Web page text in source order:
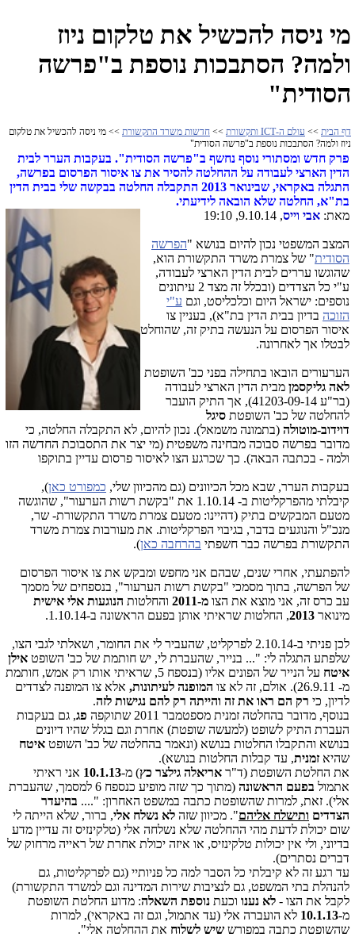
מי ניסה להכשיל את טלקום ניוז
ולמה? הסתבכות נוספת ב"פרשה
הסודית"
דף הבית >> עולם ה-ICT ותקשורת >> חדשות משרד התקשורת >> מי ניסה להכשיל את טלקום
ניוז ולמה? הסתבכות נוספת ב"פרשה הסודית"
פרק חדש ומסתורי נוסף נחשף ב"פרשה הסודית". בעקבות הערר לבית
הדין הארצי לעבודה על ההחלטה להסיר את צו איסור הפרסום בפרשה,
התגלה באקראי, שבינואר 2013 התקבלה החלטה בבקשה שלי בבית הדין
בת"א, החלטה שלא הובאה לידיעתי.
מאת: אבי וייס, 9.10.14, 19:10
המצב המשפטי נכון להיום בנושא "הפרשה
הסודית" של צמרת משרד התקשורת הוא,
שהוגשו עררים לבית הדין הארצי לעבודה,
ע"י כל הצדדים (ובכלל זה מצד 2 עיתונים
נוספים: ישראל היום וכלכליסט, וגם ע"י
הזוכה בדיון בבית הדין בת"א), בעניין צו
איסור הפרסום על הנעשה בתיק זה, שהוחלט
לבטלו אך לאחרונה.
הערעורים הובאו בתחילה בפני כב' השופטת
לאה גליקסמן מבית הדין הארצי לעבודה
(בר"ע 41203-09-14), אך התיק הועבר
להחלטה של כב' השופטת סיגל
דוידוב-מוטולה (בתמונה משמאל). נכון להיום, לא התקבלה החלטה, כי
מדובר בפרשה סבוכה מבחינה משפטית (מי יצר את התסבוכת החדשה הזו
ולמה - בכתבה הבאה). כך שכרגע הצו לאיסור פרסום עדיין בתוקפו
בעקבות הערר, שבא מכל הכיוונים (גם מהכיוון שלי, כמפורט כאן),
קיבלתי מהפרקליטות ב- 1.10.14 את "
בקשת רשות הערעור", שהוגשה
מטעם המבקשים בתיק (דהיינו: מטעם צמרת משרד התקשורת- שר,
מנכ"ל והנוגעים בדבר, בגיבוי הפרקליטות. את מעורבות צמרת משרד
התקשורת בפרשה כבר חשפתי בהרחבה כאן).
להפתעתי, אחרי שנים, שבהם אני מחפש ומבקש את צו איסור הפרסום
של הפרשה, בתוך מסמכי "בקשת רשות הערעור", בנספחים של מסמך
עב כרס זה, אני מוצא את הצו מ-2011 והחלטות הנוגעות אלי אישית
מינואר 2013, החלטות שראיתי אותן בפעם הראשונה ב-1.10.14.
לכן פניתי ב-2.10.14 לפרקליט, שהעביר לי את החומר, ושאלתי לגבי הצו,
שלפתע התגלה לי: "... בנייר, שהעברת לי, יש חותמת של כב' השופט אילן
איטח
על הנייר של הפונים אליו (בנספח 5, שראיתי אותו רק אמש, חותמת
מ- 26.9.11). אולם, זה לא צו
המופנה לעיתונות, אלא צו המופנה לצדדים
לדיון, כי רק הם ראו את זה והייתה רק להם נגישות לזה.
בנוסף, מדובר בהחלטה זמנית מספטמבר 2011 שתוקפה
פג, גם בעקבות
העברת התיק לשופט (למעשה שופטת) אחרת וגם בגלל שהיו דיונים
בנושא והתקבלו החלטות בנושא (ונאמר בהחלטה של כב' השופט איטח
שהיא זמנית, עד קבלות החלטות בנושא).
את החלטת השופטת (ד"ר אריאלה גילצר כץ) מ-10.1.13 אני ראיתי
אתמול בפעם הראשונה
(מתוך כך שזה מופיע כנספח 6 למסמך, שהעברת
אלי). זאת, למרות שהשופטת כתבה במשפט האחרון: ".... בהיעדר
הצדדים ותישלח אליהם". מכיוון שזה לא נשלח אלי, ברור, שלא הייתה לי
שום יכולת לדעת מהי ההחלטה שלא נשלחה אלי (טלקינזיס זה עדיין מדע
בדיוני, ולי אין יכולות טלקינזיס, או איזה יכולת אחרת של ראייה מרחוק של
דברים נסתרים).
עד רגע זה לא קיבלתי כל הסבר למה כל פניותיי (גם לפרקליטות, גם
להנהלת בתי המשפט, גם לנציבות שירות המדינה וגם למשרד התקשורת)
לקבל את הצו - לא נענו וכעת נוספת השאלה: מדוע החלטת השופטת
מ-10.1.13 לא הועברה אלי (עד אתמול, וגם זה באקראי), למרות
שהשופטת כתבה במפורש שיש לשלוח את ההחלטה אלי".